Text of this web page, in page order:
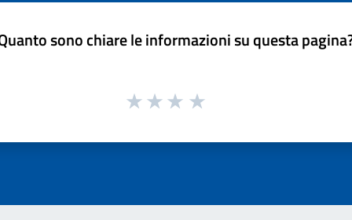
sono chiare le informazioni su questa